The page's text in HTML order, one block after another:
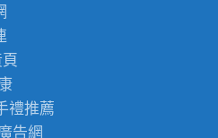
禮推薦
告網